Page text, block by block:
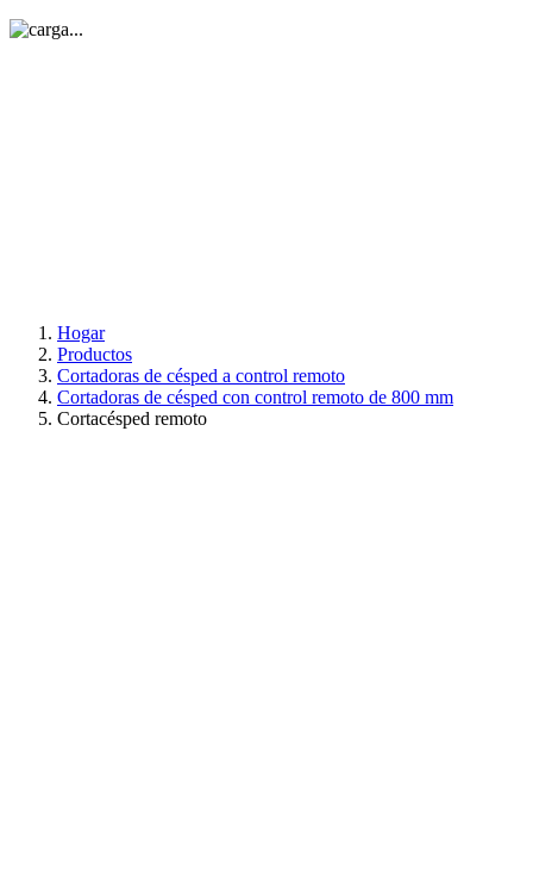
Hogar
Productos
Cortadoras de césped a control remoto
Cortadoras de césped con control remoto de 800 mm
Cortacésped remoto